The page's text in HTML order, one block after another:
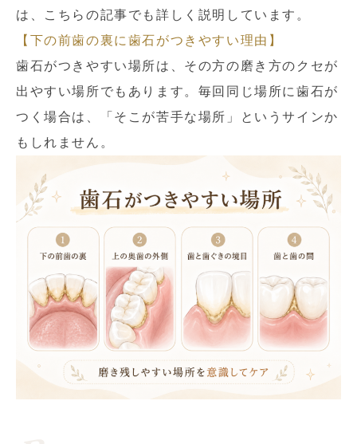
は、こちらの記事でも詳しく説明しています。
【下の前歯の裏に歯石がつきやすい理由】
歯石がつきやすい場所は、その方の磨き方のクセが
出やすい場所でもあります。毎回同じ場所に歯石が
つく場合は、「そこが苦手な場所」というサインか
もしれません。